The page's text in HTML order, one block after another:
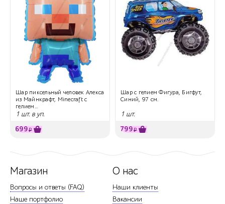
Шар пиксельный человек Алекса
из Майнкрафт, Minecraft с
гелием...
1 шт. в уп.
699₽
Шар с гелием Фигура, Бигфут,
Синий, 97 см.
1 шт.
799₽
Магазин
Вопросы и ответы (FAQ)
Наше портфолио
О нас
Наши клиенты
Вакансии